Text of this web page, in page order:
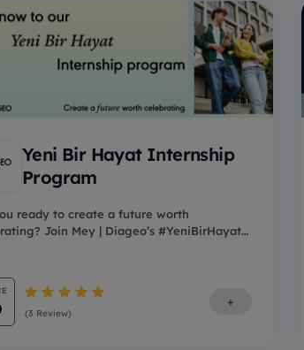
Yeni Bir Hayat Internship
Program
ready to create a future worth
Join Mey | Diageo’s #YeniBirHayat
(3 Review)
+